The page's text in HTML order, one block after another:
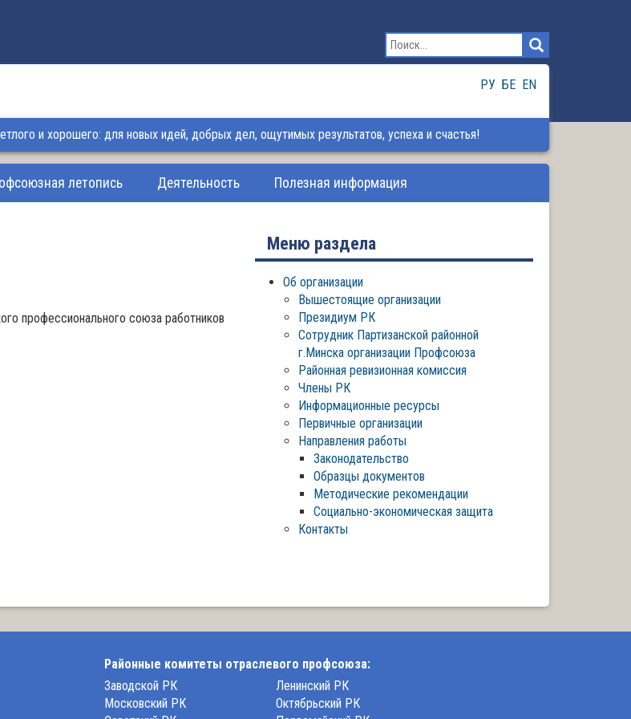
РУ БЕ EN
и хорошего: для новых идей, добрых дел, ощутимых результатов, успеха и счастья!
летопись Деятельность Полезная информация
профессионального союза работников
Меню раздела
Об организации
Вышестоящие организации
Президиум РК
Сотрудник Партизанской районной
г.Минска организации Профсоюза
Районная ревизионная комиссия
Члены РК
Информационные ресурсы
Первичные организации
Направления работы
Законодательство
Образцы документов
Методические рекомендации
Социально-экономическая защита
Контакты
Районные комитеты отраслевого профсоюза:
Заводской РК
Московский РК
Ленинский РК
Октябрьский РК